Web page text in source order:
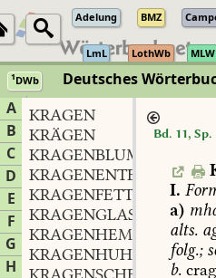
Adelung BMZ
LmL LothWb MLW
1DWb Deutsches
A
B
C
D
E
F
G
H
KRAGEN
KRÄGEN
KRAGENBLUME
KRAGENENTE
KRAGENFETT
KRAGENGLAS
KRAGENHEMDE
n.
KRAGENHUHN
Bd. 11, Sp.
I.
a)
alts.
folg.;
b.